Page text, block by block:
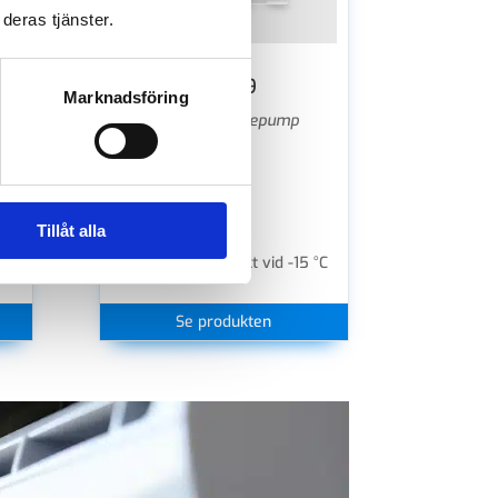
tjänster.
Marknadsföring
Tillåt alla
Block 9
Luft/luft värmepump
A++
Värme|9 kW
T-CAP|Full effekt vid -15 °C
Se produkten